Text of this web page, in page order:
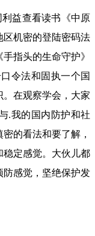
益查看读书《中原
区机密的登陆密码法
指头的生命守护》
令法和固执一个国
在观察学会，大家
.我的国内防护和社
的看法和要了解，
稳定感觉。大伙儿都
防感觉，坚绝保护发